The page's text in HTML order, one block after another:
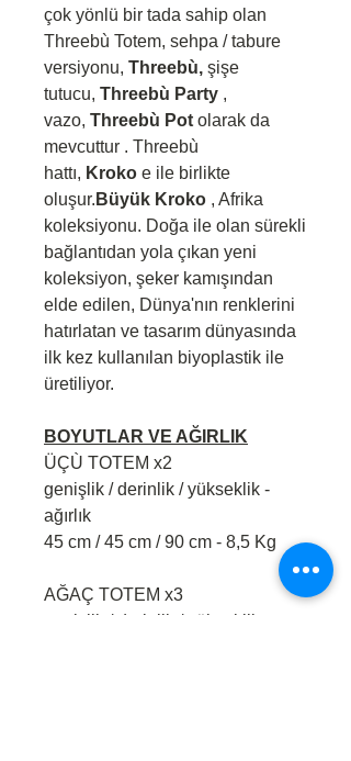
çok yönlü bir tada sahip olan
Threebù Totem, sehpa / tabure
versiyonu, Threebù, şişe
tutucu, Threebù Party ,
vazo, Threebù Pot olarak da
mevcuttur . Threebù
hattı, Kroko e ile birlikte
oluşur. Büyük Kroko , Afrika
koleksiyonu. Doğa ile olan sürekli
bağlantıdan yola çıkan yeni
koleksiyon, şeker kamışından
elde edilen, Dünya'nın renklerini
hatırlatan ve tasarım dünyasında
ilk kez kullanılan biyoplastik ile
üretiliyor.
BOYUTLAR VE AĞIRLIK
ÜÇÙ TOTEM x2
genişlik / derinlik / yükseklik -
ağırlık
45 cm / 45 cm / 90 cm - 8,5 Kg
AĞAÇ TOTEM x3
genişlik / derinlik / yükseklik -